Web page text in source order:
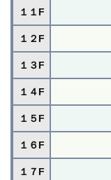
１１F
１２F
１３F
１４F
１５F
１６F
１７F